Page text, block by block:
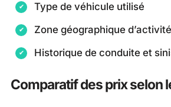
Type de véhicule utilisé
Zone géographique d’activité
Historique de conduite et
Comparatif des prix selon